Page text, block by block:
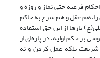
فرعیه حتی نماز و روزه و
حق را، هم عقل و هم شرع به حاکم
بارها از این حق استفاده
بر حکم اولیه، در پاره‌ای از
بلکه عمل کردن و نه